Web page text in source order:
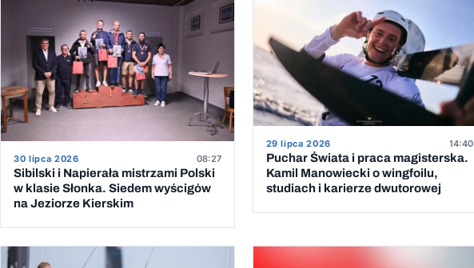
30 lipca 2026 08:27
Sibilski i Napierała mistrzami Polski
w klasie Słonka. Siedem wyścigów
na Jeziorze Kierskim
29 lipca 2026 14:40
Puchar Świata i praca magisterska.
Kamil Manowiecki o wingfoilu,
studiach i karierze dwutorowej